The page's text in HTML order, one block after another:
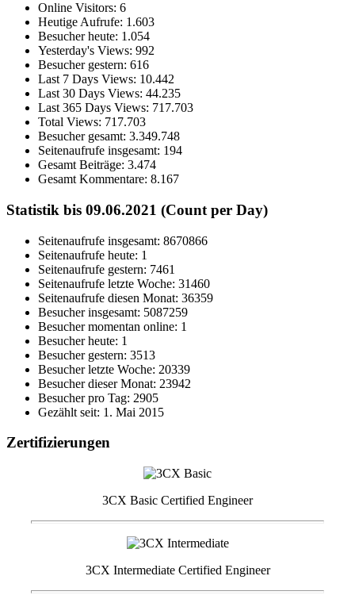
Online Visitors: 6
Heutige Aufrufe: 1.603
Besucher heute: 1.054
Yesterday's Views: 992
Besucher gestern: 616
Last 7 Days Views: 10.442
Last 30 Days Views: 44.235
Last 365 Days Views: 717.703
Total Views: 717.703
Besucher gesamt: 3.349.748
Seitenaufrufe insgesamt: 194
Gesamt Beiträge: 3.474
Gesamt Kommentare: 8.167
Statistik bis 09.06.2021 (Count per Day)
Seitenaufrufe insgesamt: 8670866
Seitenaufrufe heute: 1
Seitenaufrufe gestern: 7461
Seitenaufrufe letzte Woche: 31460
Seitenaufrufe diesen Monat: 36359
Besucher insgesamt: 5087259
Besucher momentan online: 1
Besucher heute: 1
Besucher gestern: 3513
Besucher letzte Woche: 20339
Besucher dieser Monat: 23942
Besucher pro Tag: 2905
Gezählt seit: 1. Mai 2015
Zertifizierungen
3CX Basic Certified Engineer
3CX Intermediate Certified Engineer